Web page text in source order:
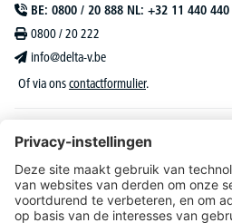
BE: 0800 / 20 888 NL: +32 11 440 440
0800 / 20 222
info@delta-v.be
Of via onscontactformulier.
DELTA-V Lucas
Klantenservice